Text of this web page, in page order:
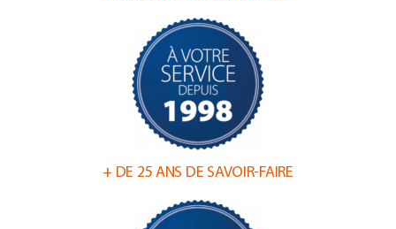
+ DE 25 ANS DE SAVOIR-FAIRE